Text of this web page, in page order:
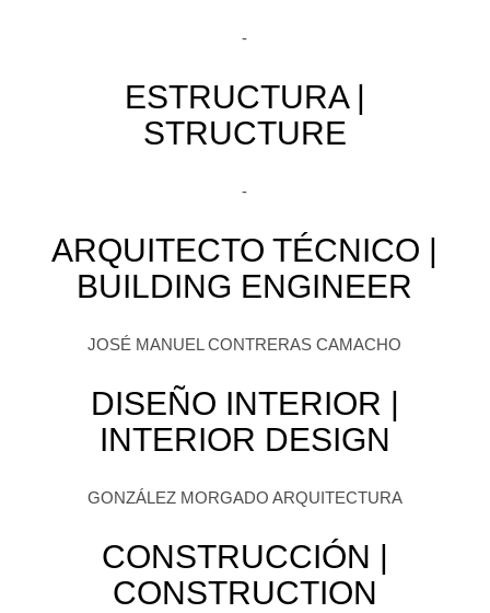
-
ESTRUCTURA |
STRUCTURE
-
ARQUITECTO TÉCNICO |
BUILDING ENGINEER
JOSÉ MANUEL CONTRERAS CAMACHO
DISEÑO INTERIOR |
INTERIOR DESIGN
GONZÁLEZ MORGADO ARQUITECTURA
CONSTRUCCIÓN |
CONSTRUCTION